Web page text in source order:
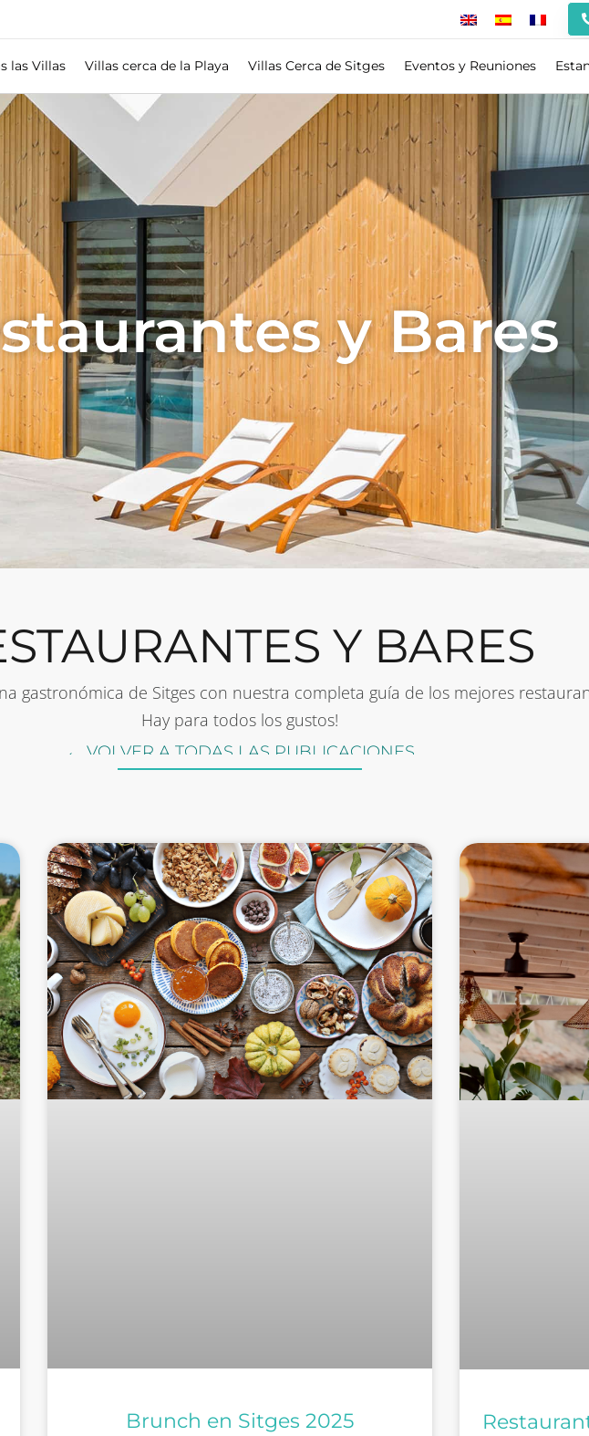
las Villas Villas cerca de la Playa Villas Cerca de Sitges Eventos y Reuniones
y Bares
Y BARES
gastronómica de Sitges con nuestra completa guía de los mejores
Hay para todos los gustos!
← VOLVER A TODAS LAS PUBLICACIONES
Brunch en Sitges 2025